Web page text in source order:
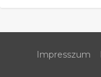
Impresszum